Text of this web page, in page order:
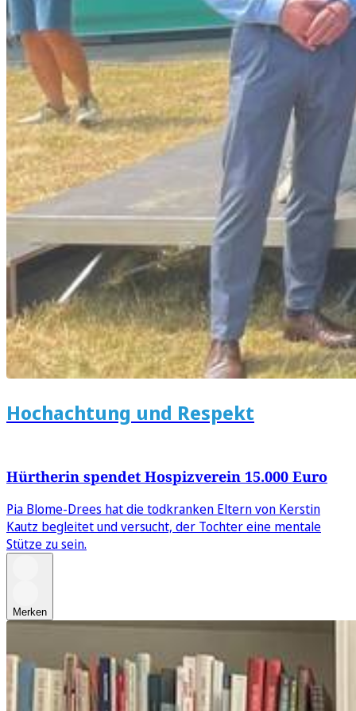
Hochachtung und Respekt
Hürtherin spendet Hospizverein 15.000 Euro
Pia Blome-Drees hat die todkranken Eltern von Kerstin
Kautz begleitet und versucht, der Tochter eine mentale
Stütze zu sein.
Merken